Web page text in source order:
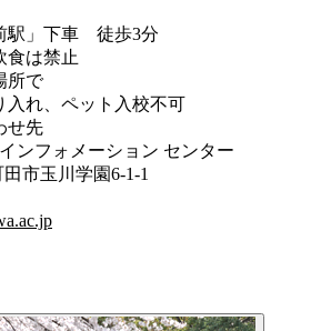
駅」下車 徒歩3分
は禁止
所で
れ、ペット入校不可
せ先
ンフォメーション センター
市玉川学園6‐1‐1